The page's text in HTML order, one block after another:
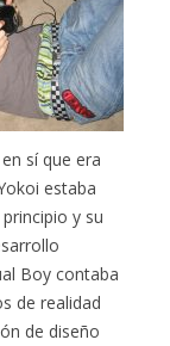
sí que era
estaba
y su
Boy contaba
de realidad
de diseño